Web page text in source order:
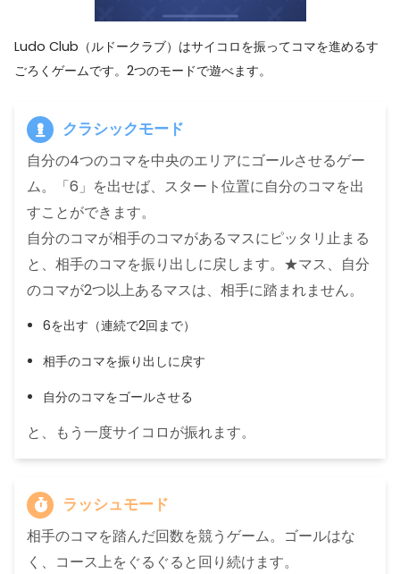
Ludo Club（ルドークラブ）はサイコロを振ってコマを進めるす
ごろくゲームです。2つのモードで遊べます。
クラシックモード
自分の4つのコマを中央のエリアにゴールさせるゲー
ム。「6」を出せば、スタート位置に自分のコマを出
すことができます。
自分のコマが相手のコマがあるマスにピッタリ止まる
と、相手のコマを振り出しに戻します。★マス、自分
のコマが2つ以上あるマスは、相手に踏まれません。
6を出す（連続で2回まで）
相手のコマを振り出しに戻す
自分のコマをゴールさせる
と、もう一度サイコロが振れます。
ラッシュモード
相手のコマを踏んだ回数を競うゲーム。ゴールはな
く、コース上をぐるぐると回り続けます。